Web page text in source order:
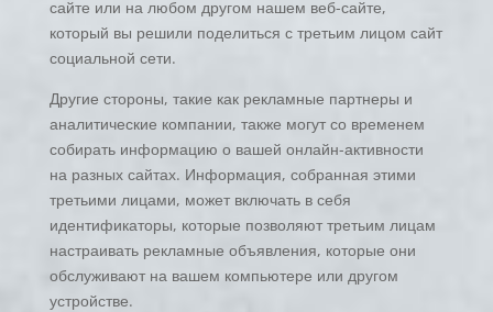
сайте или на любом другом нашем веб-сайте,
который вы решили поделиться с третьим лицом сайт
социальной сети.
Другие стороны, такие как рекламные партнеры и
аналитические компании, также могут со временем
собирать информацию о вашей онлайн-активности
на разных сайтах. Информация, собранная этими
третьими лицами, может включать в себя
идентификаторы, которые позволяют третьим лицам
настраивать рекламные объявления, которые они
обслуживают на вашем компьютере или другом
устройстве.